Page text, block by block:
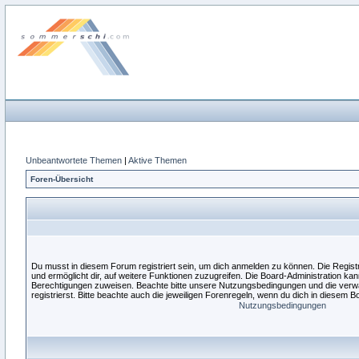
Unbeantwortete Themen | Aktive Themen
Foren-Übersicht
Du musst in diesem Forum registriert sein, um dich anmelden zu können. Die
und ermöglicht dir, auf weitere Funktionen zuzugreifen. Die Board-Administration
Berechtigungen zuweisen. Beachte bitte unsere Nutzungsbedingungen und die
registrierst. Bitte beachte auch die jeweiligen Forenregeln, wenn du dich in diesem
Nutzungsbedingungen